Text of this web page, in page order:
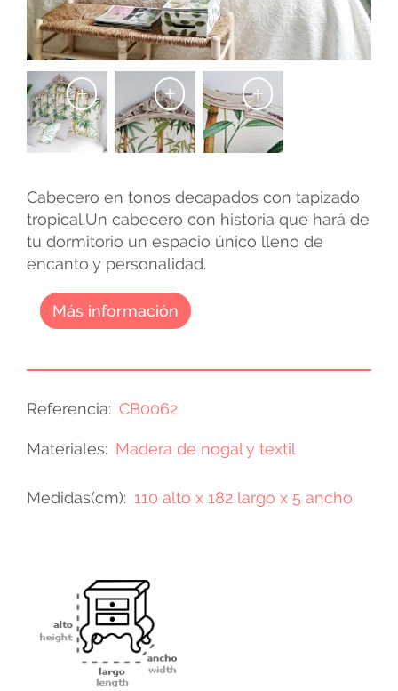
+ + +
Cabecero en tonos decapados con tapizado
tropical.Un cabecero con historia que hará de
tu dormitorio un espacio único lleno de
encanto y personalidad.
Más información
Referencia CB0062
Materiales Madera de nogal y textil
Medidas(cm) 110 alto x 182 largo x 5 ancho